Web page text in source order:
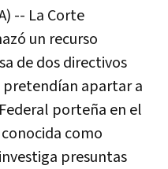
-- La Corte
un recurso
de dos directivos
pretendían apartar a
porteña en el
como
presuntas